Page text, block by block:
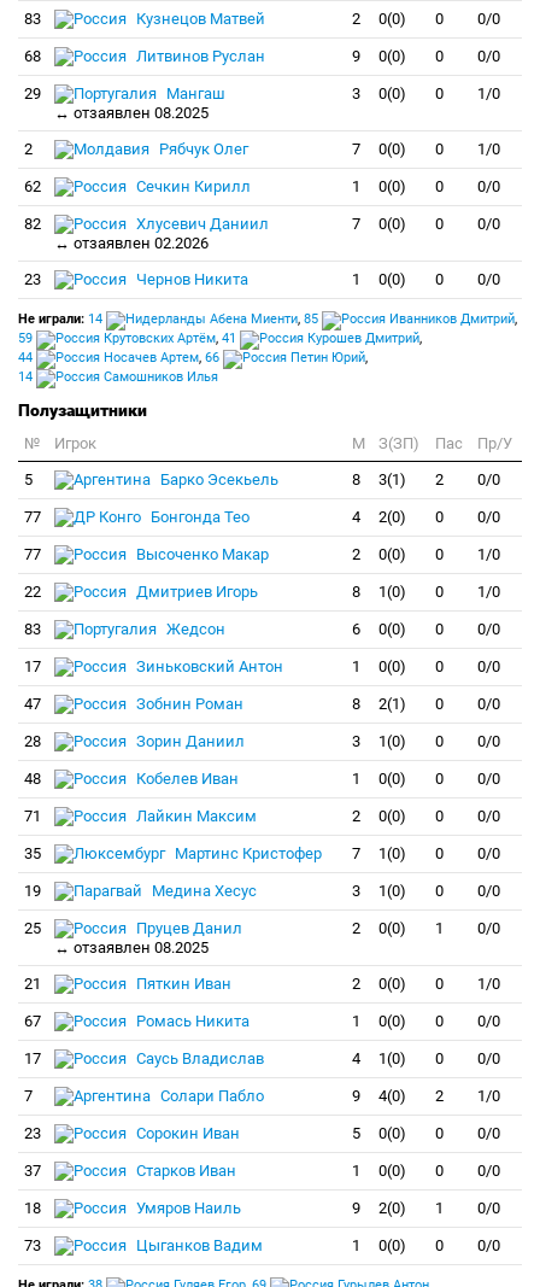
83 Кузнецов Матвей 2 0(0) 0 0/0
68 Литвинов Руслан 9 0(0) 0 0/0
29
Мангаш
↔ отзаявлен 08.2025
3 0(0) 0 1/0
2 Рябчук Олег 7 0(0) 0 1/0
62 Сечкин Кирилл 1 0(0) 0 0/0
82
Хлусевич Даниил
↔ отзаявлен 02.2026
7 0(0) 0 0/0
23 Чернов Никита 1 0(0) 0 0/0
Не играли: 14 Абена Миенти, 85 Иванников Дмитрий,
59
Крутовских Артём, 41 Курошев Дмитрий,
44
Носачев Артем, 66 Петин Юрий,
14
Самошников Илья
Полузащитники
№ Игрок M З(ЗП) Пас
Пр/У
5
Барко Эсекьель 8 3(1) 2 0/0
77 Бонгонда Тео 4 2(0) 0 0/0
77 Высоченко Макар 2 0(0) 0 1/0
22 Дмитриев Игорь 8 1(0) 0 1/0
83 Жедсон 6 0(0) 0 0/0
17 Зиньковский Антон 1 0(0) 0 0/0
47 Зобнин Роман 8 2(1) 0 0/0
28 Зорин Даниил 3 1(0) 0 0/0
48 Кобелев Иван 1 0(0) 0 0/0
71 Лайкин Максим 2 0(0) 0 0/0
35 Мартинс Кристофер 7 1(0) 0 0/0
19 Медина Хесус 3 1(0) 0 0/0
25
Пруцев Данил
↔ отзаявлен 08.2025
2 0(0) 1 0/0
21 Пяткин Иван 2 0(0) 0 1/0
67 Ромась Никита 1 0(0) 0 0/0
17 Саусь Владислав 4 1(0) 0 0/0
7 Солари Пабло 9 4(0) 2 1/0
23 Сорокин Иван 5 0(0) 0 0/0
37 Старков Иван 1 0(0) 0 0/0
18 Умяров Наиль 9 2(0) 1 0/0
73 Цыганков Вадим 1 0(0) 0 0/0